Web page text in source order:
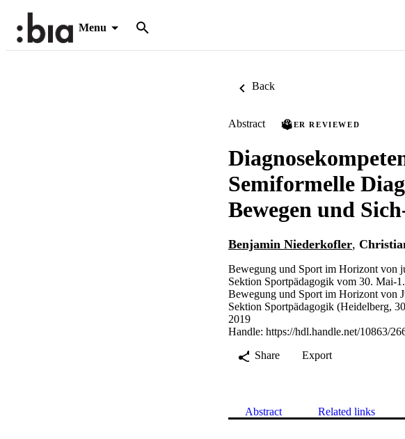
Menu
Back
Abstract PEER REVIEWED
Semiformelle
Bewegen und
Benjamin Niederkofler,
Bewegung und Sport im Horizont von
Sektion Sportpädagogik vom 30. Mai-
Bewegung und Sport im Horizont von
Sektion Sportpädagogik (Heidelberg,
2019
Handle: https://hdl.handle.net/10863/
Share
Export
Abstract Related links